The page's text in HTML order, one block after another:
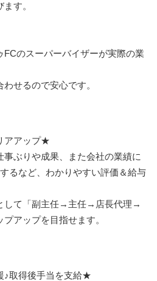
す。
のスーパーバイザーが実際の業
せるので安心です。
アアップ★
ぶりや成果、また会社の業績に
るなど、わかりやすい評価＆給与
して「副主任→主任→店長代理→
アップを目指せます。
♪取得後手当を支給★